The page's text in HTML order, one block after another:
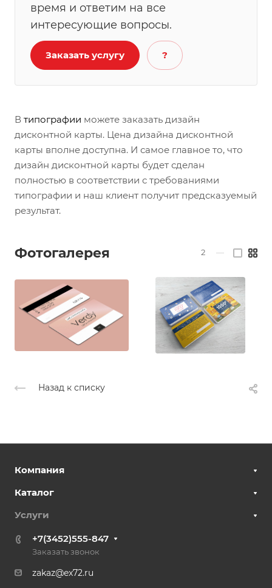
время и ответим на все
интересующие вопросы.
Заказать услугу ?
В типографии можете заказать дизайн
дисконтной карты. Цена дизайна дисконтной
карты вполне доступна. И самое главное то, что
дизайн дисконтной карты будет сделан
полностью в соответствии с требованиями
типографии и наш клиент получит предсказуемый
результат.
Фотогалерея 2 —
Назад к списку
Компания
Каталог
Услуги
+7(3452)555-847
Заказать звонок
zakaz@ex72.ru